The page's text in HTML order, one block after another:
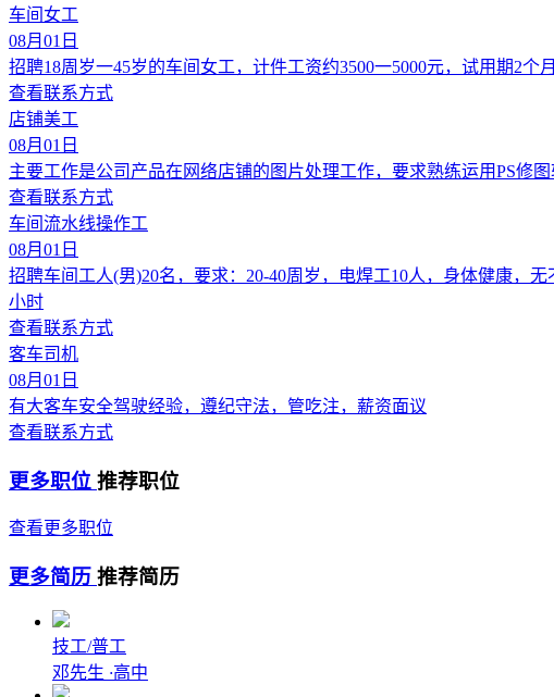
车间女工
08月01日
招聘18周岁一45岁的车间女工，计件工资约3500一5000元，试用期2个
查看联系方式
店铺美工
08月01日
主要工作是公司产品在网络店铺的图片处理工作，要求熟练运用PS修
查看联系方式
车间流水线操作工
08月01日
招聘车间工人(男)20名，要求：20-40周岁，电焊工10人，身体健康，
小时
查看联系方式
客车司机
08月01日
有大客车安全驾驶经验，遵纪守法，管吃注，薪资面议
查看联系方式
更多职位 推荐职位
查看更多职位
更多简历 推荐简历
技工/普工
邓先生 ·高中